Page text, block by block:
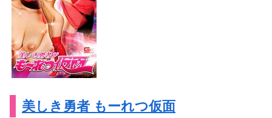
美しき勇者 もーれつ仮面